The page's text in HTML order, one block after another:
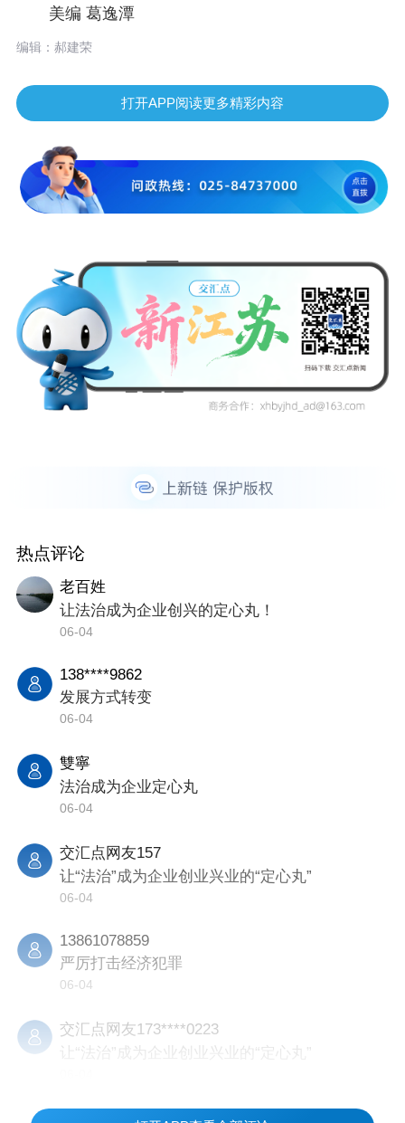
美编 葛逸潭
编辑：郝建荣
打开APP阅读更多精彩内容
热点评论
老百姓
让法治成为企业创兴的定心丸！
06-04
138****9862
发展方式转变
06-04
雙寧
法治成为企业定心丸
06-04
交汇点网友157
让“法治”成为企业创业兴业的“定心丸”
06-04
13861078859
严厉打击经济犯罪
06-04
交汇点网友173****0223
让“法治”成为企业创业兴业的“定心丸”